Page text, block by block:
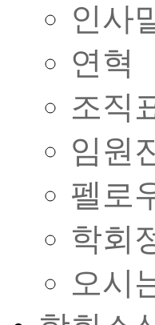
인사
연혁
조직
임원
펠로
학회
오시